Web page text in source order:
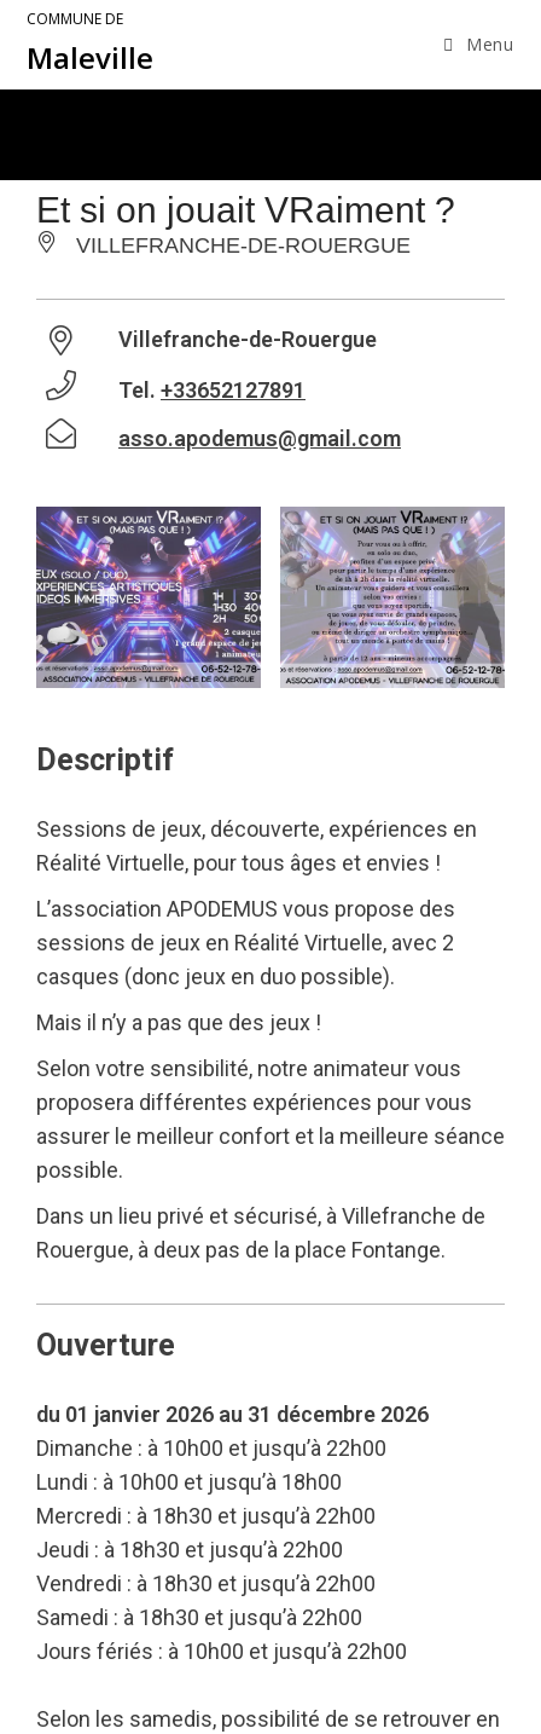
COMMUNE DE
Maleville Menu
Et si on jouait VRaiment ?
VILLEFRANCHE-DE-ROUERGUE
Villefranche-de-Rouergue
Tel. +33652127891
asso.apodemus@gmail.com
Descriptif
Sessions de jeux, découverte, expériences en
Réalité Virtuelle, pour tous âges et envies !
L’association APODEMUS vous propose des
sessions de jeux en Réalité Virtuelle, avec 2
casques (donc jeux en duo possible).
Mais il n’y a pas que des jeux !
Selon votre sensibilité, notre animateur vous
proposera différentes expériences pour vous
assurer le meilleur confort et la meilleure séance
possible.
Dans un lieu privé et sécurisé, à Villefranche de
Rouergue, à deux pas de la place Fontange.
Ouverture
du 01 janvier 2026 au 31 décembre 2026
Dimanche : à 10h00 et jusqu’à 22h00
Lundi : à 10h00 et jusqu’à 18h00
Mercredi : à 18h30 et jusqu’à 22h00
Jeudi : à 18h30 et jusqu’à 22h00
Vendredi : à 18h30 et jusqu’à 22h00
Samedi : à 18h30 et jusqu’à 22h00
Jours fériés : à 10h00 et jusqu’à 22h00
Selon les samedis, possibilité de se retrouver en